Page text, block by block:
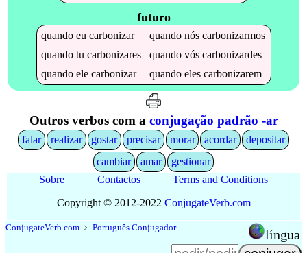
futuro
quandoeucarbonizar quandonóscarbonizarmos
quandotucarbonizares quandovóscarbonizardes
quandoelecarbonizar quandoelescarbonizarem
Outros verbos com a conjugação padrão -ar
falar realizar gostar precisar morar acordar
depositar
cambiar
amar
gestionar
Sobre
Contactos
Terms and Conditions
Copyright © 2012-2022 ConjugateVerb.com
ConjugateVerb com ﹥ Português Conjugador língua